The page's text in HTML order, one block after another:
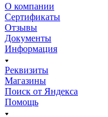
О компании
Сертификаты
Отзывы
Документы
Информация
Реквизиты
Магазины
Поиск от Яндекса
Помощь